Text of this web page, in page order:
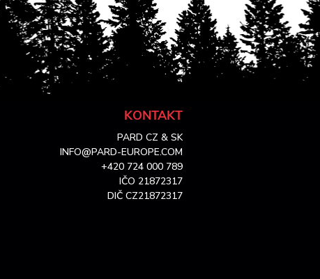
KONTAKT
PARD CZ & SK
INFO@PARD-EUROPE.COM
+420 724 000 789
IČO 21872317
DIČ CZ21872317